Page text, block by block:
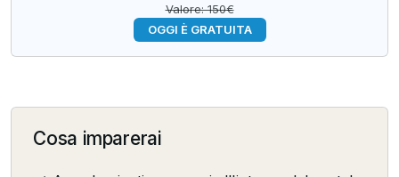
Valore: 150€
OGGI È GRATUITA
Cosa imparerai